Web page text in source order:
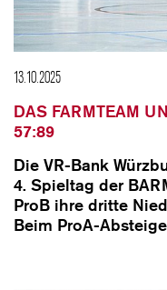
13.10.2025
DAS FARMTEAM
57:89
Die VR-Bank
4. Spieltag der
ProB ihre dritte
Beim ProA-